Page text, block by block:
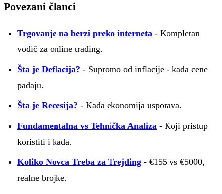
Povezani članci
Trgovanje na berzi preko interneta - Kompletan
vodič za online trading.
Šta je Deflacija? - Suprotno od inflacije - kada cene
padaju.
Šta je Recesija? - Kada ekonomija usporava.
Fundamentalna vs Tehnička Analiza - Koji pristup
koristiti i kada.
Koliko Novca Treba za Trejding - €155 vs €5000,
realne brojke.